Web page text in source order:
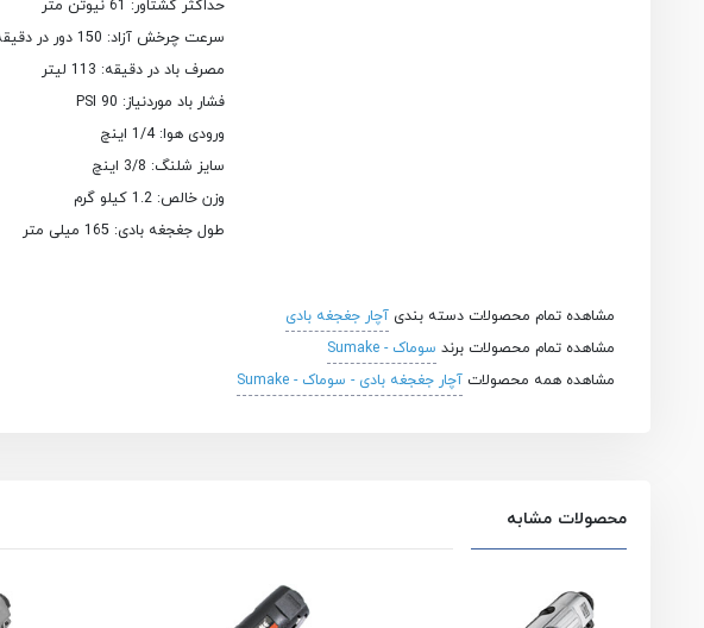
حداکثر گشتاور: 61 نیوتن متر
سرعت چرخش آزاد: 150 دور در دقیقه
مصرف باد در دقیقه: 113 لیتر
فشار باد موردنیاز: 90 PSI
ورودی هوا: 1/4 اینچ
سایز شلنگ: 3/8 اینچ
وزن خالص: 1.2 کیلو گرم
طول جغجغه بادی: 165 میلی متر
مشاهده تمام محصولات دسته بندیآچار جغجغه بادی
مشاهده تمام محصولات برند سوماک - Sumake
مشاهده همه محصولاتآچار جغجغه بادی - سوماک - Sumake
محصولات مشابه